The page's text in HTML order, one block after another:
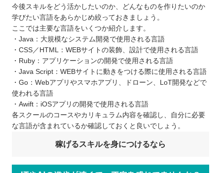
今後スキルをどう活かしたいのか、どんなものを作りたいのか
学びたい言語をあらかじめ絞っておきましょう。
ここでは主要な言語をいくつか紹介します。
・Java：大規模なシステム開発で使用される言語
・CSS／HTML：WEBサイトの装飾、設計で使用される言語
・Ruby：アプリケーションの開発で使用される言語
・Java Script：WEBサイトに動きをつける際に使用される言語
・Go：Webアプリやスマホアプリ、ドローン、LoT開発などで
使われる言語
・Awift：iOSアプリの開発で使用される言語
各スクールのコースやカリキュラム内容を確認し、自分に必要
な言語が含まれているか確認しておくと良いでしょう。
稼げるスキルを身につけるなら